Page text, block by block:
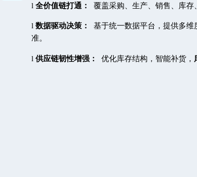
l 全价值链打通： 覆盖采购、生产、销售、库
l 数据驱动决策： 基于统一数据平台，提供多
准。
l 供应链韧性增强： 优化库存结构，智能补货，